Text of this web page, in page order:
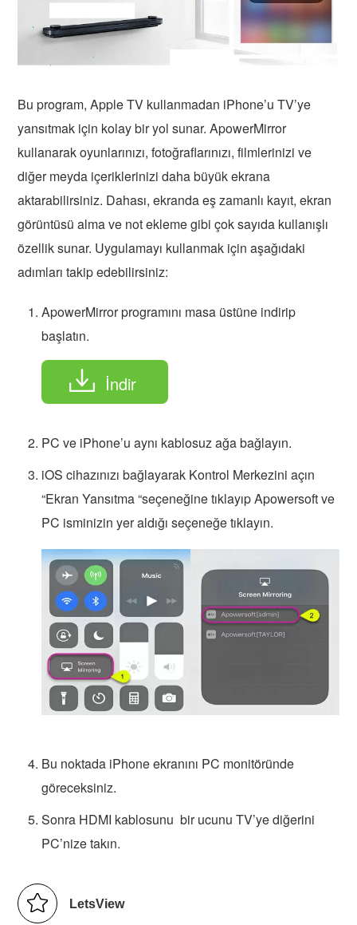
Bu program, Apple TV kullanmadan iPhone’u TV’ye
yansıtmak için kolay bir yol sunar. ApowerMirror
kullanarak oyunlarınızı, fotoğraflarınızı, filmlerinizi ve
diğer meyda içeriklerinizi daha büyük ekrana
aktarabilirsiniz. Dahası, ekranda eş zamanlı kayıt, ekran
görüntüsü alma ve not ekleme gibi çok sayıda kullanışlı
özellik sunar. Uygulamayı kullanmak için aşağıdaki
adımları takip edebilirsiniz:
ApowerMirror programını masa üstüne indirip
başlatın.
İndir
PC ve iPhone’u aynı kablosuz ağa bağlayın.
iOS cihazınızı bağlayarak Kontrol Merkezini açın
“Ekran Yansıtma “seçeneğine tıklayıp Apowersoft ve
PC isminizin yer aldığı seçeneğe tıklayın.
Bu noktada iPhone ekranını PC monitöründe
göreceksiniz.
Sonra HDMI kablosunu bir ucunu TV’ye diğerini
PC’nize takın.
LetsView